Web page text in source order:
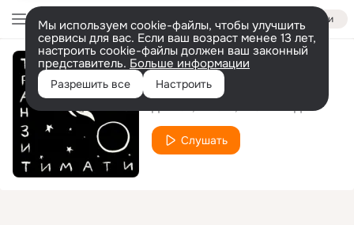
Войти
Мы используем cookie-файлы, чтобы улучшить
сервисы для вас. Если ваш возраст менее 13 лет,
настроить cookie-файлы должен ваш законный
представитель. Больше информации
Разрешить все Настроить
Rolls Royce
Слушать